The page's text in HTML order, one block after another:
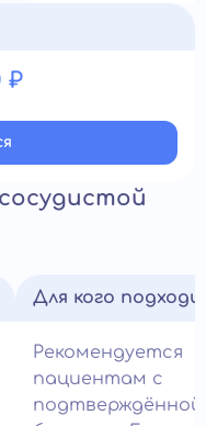
₽
Для кого
Рекомендуется
пациентам с
подтверждённой